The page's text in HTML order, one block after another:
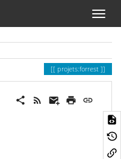
projets:forrest